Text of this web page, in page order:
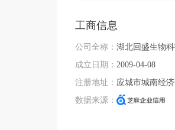
工商信息
公司全称： 湖北回盛生物
成立日期： 2009-04-08
注册地址： 应城市城南经
数据来源：